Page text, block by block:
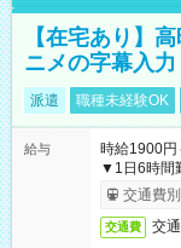
【在宅あり】
ニメの字幕入力
派遣 職種未経験OK
給与
時給1900
▼1日6時間
交通費
交通費 交